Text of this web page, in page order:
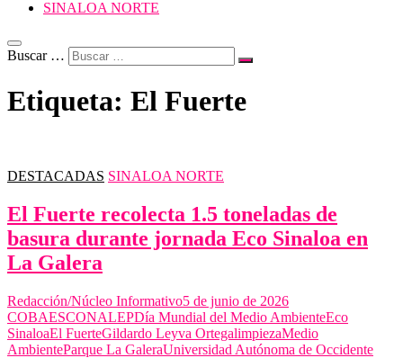
SINALOA NORTE
Buscar …
Etiqueta: El Fuerte
DESTACADAS SINALOA NORTE
El Fuerte recolecta 1.5 toneladas de
basura durante jornada Eco Sinaloa en
La Galera
Redacción/Núcleo Informativo5 de junio de 2026
COBAESCONALEPDía Mundial del Medio AmbienteEco
SinaloaEl FuerteGildardo Leyva OrtegalimpiezaMedio
AmbienteParque La GaleraUniversidad Autónoma de Occidente